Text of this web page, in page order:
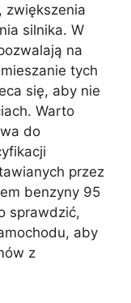
zwiększenia
silnika. W
na
tych
się, aby nie
Warto
do
przez
benzyny 95
sprawdzić,
aby
z